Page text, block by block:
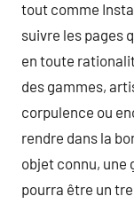
tout comme
suivre les pages
en toute
des gammes,
corpulence ou
rendre dans la
objet connu, une
pourra être un